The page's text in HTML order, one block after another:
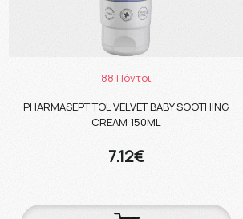
88 Πόντοι
PHARMASEPT TOL VELVET BABY SOOTHING
CREAM 150ML
7.12€